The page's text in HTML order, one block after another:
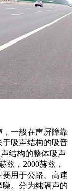
一般在声屏障靠
吸声结构的吸音
结构的整体吸声
兹，2000赫兹，
用于公路、高速
。分为纯隔声的